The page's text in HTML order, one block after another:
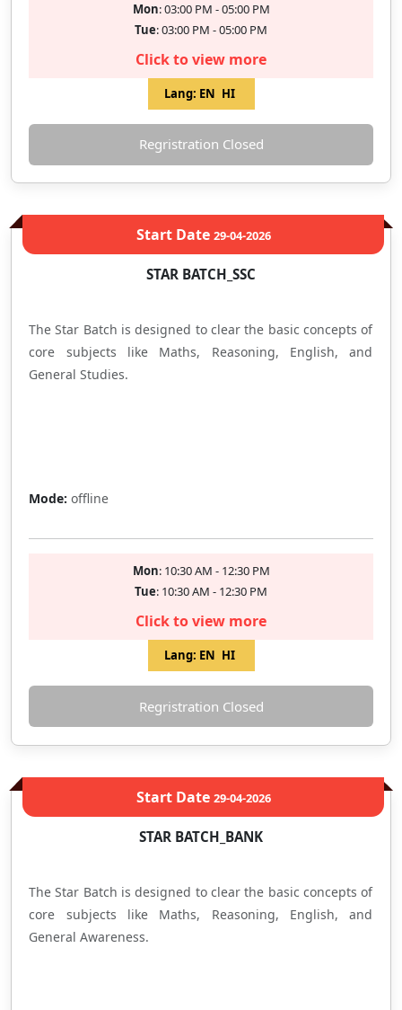
Mon: 03:00 PM - 05:00 PM
Tue: 03:00 PM - 05:00 PM
Click to view more
Lang: EN HI
Regristration Closed
Start Date 29-04-2026
STAR BATCH_SSC
The Star Batch is designed to clear the basic concepts of
core subjects like Maths, Reasoning, English, and
General Studies.
Mode: offline
Mon: 10:30 AM - 12:30 PM
Tue: 10:30 AM - 12:30 PM
Click to view more
Lang: EN HI
Regristration Closed
Start Date 29-04-2026
STAR BATCH_BANK
The Star Batch is designed to clear the basic concepts of
core subjects like Maths, Reasoning, English, and
General Awareness.